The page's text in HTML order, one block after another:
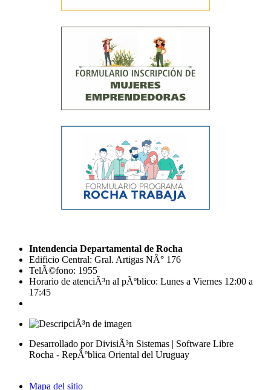
Intendencia Departamental de Rocha
Edificio Central: Gral. Artigas NÂ° 176
TelÃ©fono: 1955
Horario de atenciÃ³n al pÃºblico: Lunes a Viernes 12:00 a
17:45
Desarrollado por DivisiÃ³n Sistemas | Software Libre
Rocha - RepÃºblica Oriental del Uruguay
Mapa del sitio